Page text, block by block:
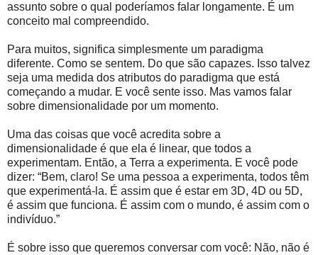
assunto sobre o qual poderíamos falar longamente. É um
conceito mal compreendido.
Para muitos, significa simplesmente um paradigma
diferente. Como se sentem. Do que são capazes. Isso talvez
seja uma medida dos atributos do paradigma que está
começando a mudar. E você sente isso. Mas vamos falar
sobre dimensionalidade por um momento.
Uma das coisas que você acredita sobre a
dimensionalidade é que ela é linear, que todos a
experimentam. Então, a Terra a experimenta. E você pode
dizer: “Bem, claro! Se uma pessoa a experimenta, todos têm
que experimentá-la. É assim que é estar em 3D, 4D ou 5D,
é assim que funciona. É assim com o mundo, é assim com o
indivíduo.”
É sobre isso que queremos conversar com você: Não, não é